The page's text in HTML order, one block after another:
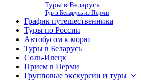
Туры в Беларусь
Тур в Беларусь из Перми
График путешественника
Туры по России
Автобусом к морю
Туры в Беларусь
Соль-Илецк
Прием в Перми
Групповые экскурсии и туры